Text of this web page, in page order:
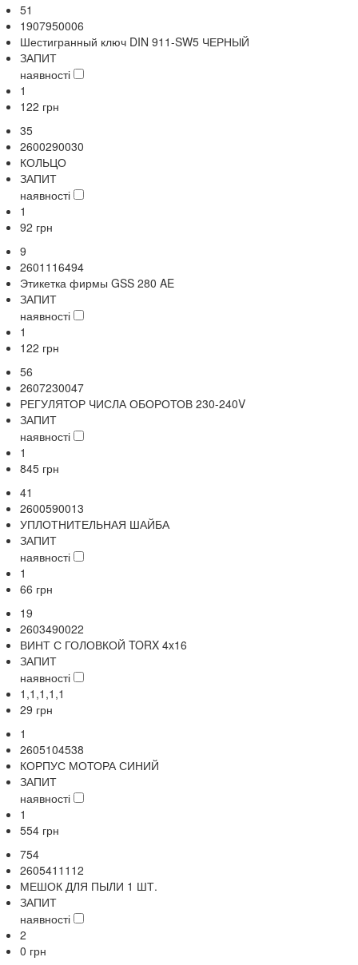
51
1907950006
Шестигранный ключ DIN 911-SW5 ЧЕРНЫЙ
ЗАПИТ
наявності
1
122 грн
35
2600290030
КОЛЬЦО
ЗАПИТ
наявності
1
92 грн
9
2601116494
Этикетка фирмы GSS 280 AE
ЗАПИТ
наявності
1
122 грн
56
2607230047
РЕГУЛЯТОР ЧИСЛА ОБОРОТОВ 230-240V
ЗАПИТ
наявності
1
845 грн
41
2600590013
УПЛОТНИТЕЛЬНАЯ ШАЙБА
ЗАПИТ
наявності
1
66 грн
19
2603490022
ВИНТ С ГОЛОВКОЙ TORX 4x16
ЗАПИТ
наявності
1,1,1,1,1
29 грн
1
2605104538
КОРПУС МОТОРА СИНИЙ
ЗАПИТ
наявності
1
554 грн
754
2605411112
МЕШОК ДЛЯ ПЫЛИ 1 ШТ.
ЗАПИТ
наявності
2
0 грн